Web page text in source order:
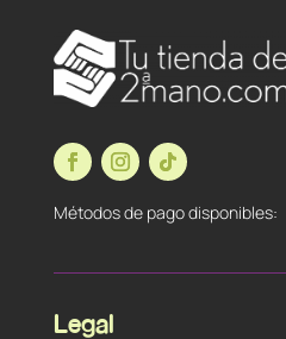
Métodos de pago disponibles:
Legal